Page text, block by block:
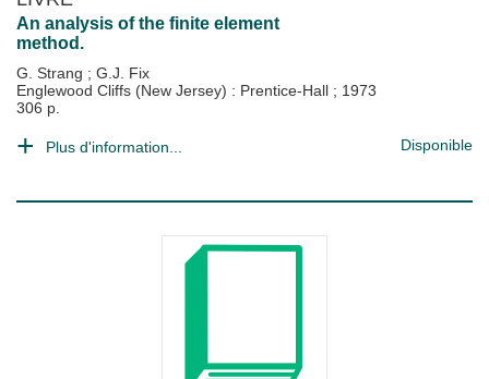
An analysis of the finite element
method.
G. Strang ; G.J. Fix
Englewood Cliffs (New Jersey) : Prentice-Hall ; 1973
306 p.
Plus d'information... Disponible